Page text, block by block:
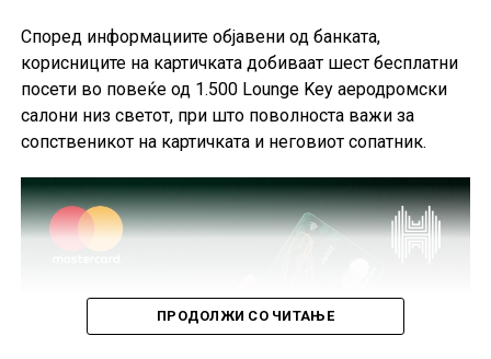
Според информациите објавени од банката,
корисниците на картичката добиваат шест бесплатни
посети во повеќе од 1.500 Lounge Key аеродромски
салони низ светот, при што поволноста важи за
сопственикот на картичката и неговиот сопатник.
ПРОДОЛЖИ СО ЧИТАЊЕ